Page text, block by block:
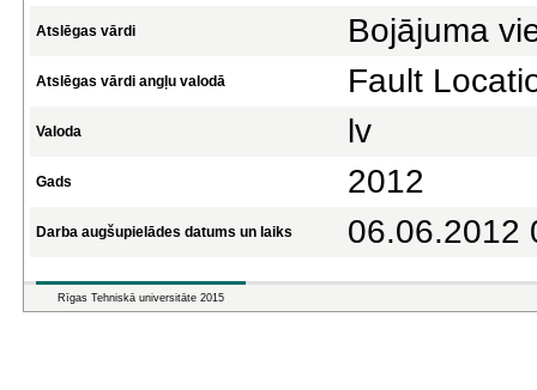
Atslēgas vārdi Bojājuma
Atslēgas vārdi angļu valodā Fault
Valoda lv
Gads 2012
Darba augšupielādes datums un laiks 06.06.2012
Rīgas Tehniskā universitāte 2015